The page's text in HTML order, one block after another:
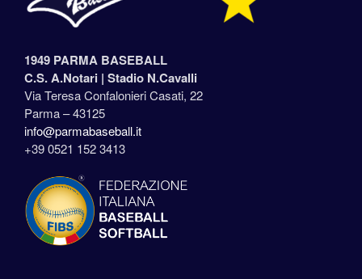
1949 PARMA BASEBALL
C.S. A.Notari | Stadio N.Cavalli
Via Teresa Confalonieri Casati, 22
Parma – 43125
info@parmabaseball.it
+39 0521 152 3413